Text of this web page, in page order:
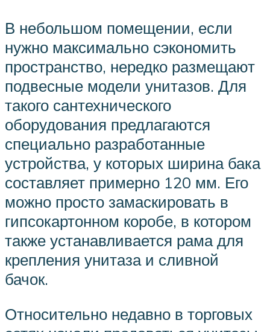
В небольшом помещении, если
нужно максимально сэкономить
пространство, нередко размещают
подвесные модели унитазов. Для
такого сантехнического
оборудования предлагаются
специально разработанные
устройства, у которых ширина бака
составляет примерно 120 мм. Его
можно просто замаскировать в
гипсокартонном коробе, в котором
также устанавливается рама для
крепления унитаза и сливной
бачок.
Относительно недавно в торговых